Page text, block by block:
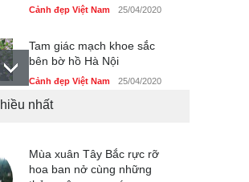
Cảnh đẹp Việt Nam 25/04/2020
Tam giác mạch khoe sắc
bên bờ hồ Hà Nội
Cảnh đẹp Việt Nam 25/04/2020
Cảnh đẹp Việt Nam 24/04/2020
nhất
Mùa xuân Tây Bắc rực rỡ
hoa ban nở cùng những